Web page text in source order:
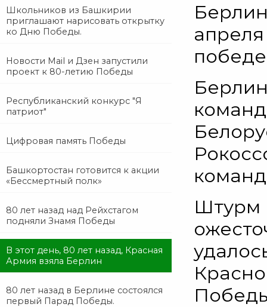
Школьников из Башкирии
приглашают нарисовать открытку
ко Дню Победы.
Новости Mail и Дзен запустили
проект к 80-летию Победы
Республиканский конкурс "Я
патриот"
Цифровая память Победы
Башкортостан готовится к акции
«Бессмертный полк»
80 лет назад над Рейхстагом
подняли Знамя Победы
В этот день, 80 лет назад, Красная
Армия взяла Берлин
80 лет назад в Берлине состоялся
первый Парад Победы.
Штурм